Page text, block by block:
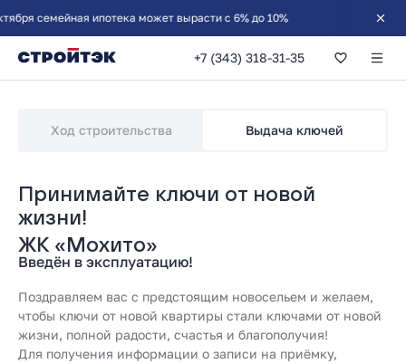
семейная ипотека может вырасти с 6% до 10%
+7 (343) 318-31-35
Ход строительства Выдача ключей
Принимайте ключи от новой
жизни!
ЖК «Мохито»
Введён в эксплуатацию!
Поздравляем вас с предстоящим новосельем и желаем,
чтобы ключи от новой квартиры стали ключами от новой
жизни, полной радости, счастья и благополучия!
Для получения информации о записи на приёмку,